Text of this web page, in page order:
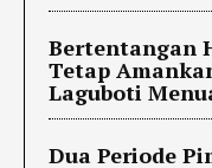
Bertentangan
Tetap
Laguboti
Dua Periode